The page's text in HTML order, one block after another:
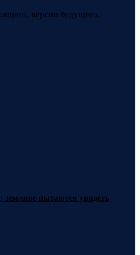
версии будущего.
земляне пытаются увидеть